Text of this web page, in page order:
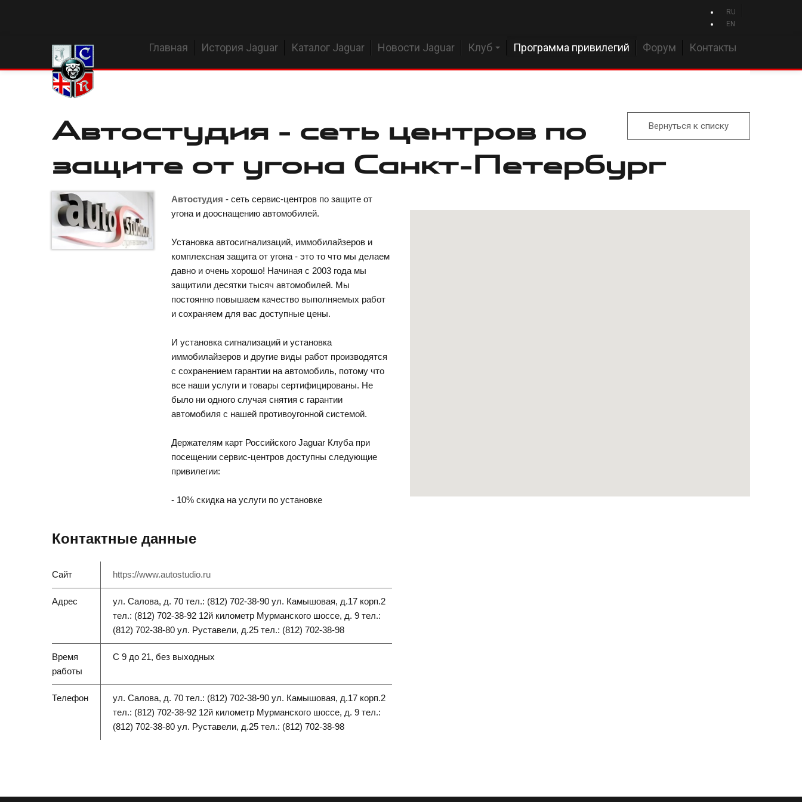
RU
EN
Главная История Jaguar Каталог Jaguar Новости Jaguar Клуб Программа привилегий Форум Контакты
Вернуться к списку
Автостудия - сеть центров по
защите от угона Санкт-Петербург
Автостудия - сеть сервис-центров по защите от
угона и дооснащению автомобилей.
Установка автосигнализаций, иммобилайзеров и
комплексная защита от угона - это то что мы делаем
давно и очень хорошо! Начиная с 2003 года мы
защитили десятки тысяч автомобилей. Мы
постоянно повышаем качество выполняемых работ
и сохраняем для вас доступные цены.
И установка сигнализаций и установка
иммобилайзеров и другие виды работ производятся
с сохранением гарантии на автомобиль, потому что
все наши услуги и товары сертифицированы. Не
было ни одного случая снятия с гарантии
автомобиля с нашей противоугонной системой.
Держателям карт Российского Jaguar Клуба при
посещении сервис-центров доступны следующие
привилегии:
- 10% скидка на услуги по установке
Контактные данные
Сайт https://www.autostudio.ru
Адрес
ул. Салова, д. 70 тел.: (812) 702-38-90 ул. Камышовая, д.17 корп.2
тел.: (812) 702-38-92 12й километр Мурманского шоссе, д. 9 тел.:
(812) 702-38-80 ул. Руставели, д.25 тел.: (812) 702-38-98
Время
работы
C 9 до 21, без выходных
Телефон
ул. Салова, д. 70 тел.: (812) 702-38-90 ул. Камышовая, д.17 корп.2
тел.: (812) 702-38-92 12й километр Мурманского шоссе, д. 9 тел.:
(812) 702-38-80 ул. Руставели, д.25 тел.: (812) 702-38-98